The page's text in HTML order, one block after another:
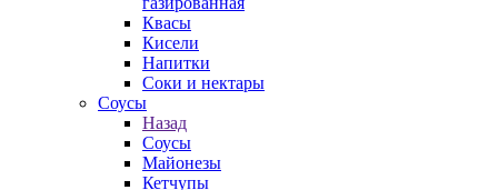
Квасы
Кисели
Напитки
Соки и нектары
Соусы
Назад
Соусы
Майонезы
Кетчупы